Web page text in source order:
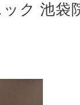
ク 池袋